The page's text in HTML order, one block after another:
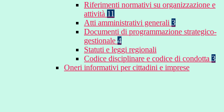
Riferimenti normativi su organizzazione e
attività 11
Atti amministrativi generali 3
Documenti di programmazione strategico-
gestionale 4
Statuti e leggi regionali
Codice disciplinare e codice di condotta 3
Oneri informativi per cittadini e imprese